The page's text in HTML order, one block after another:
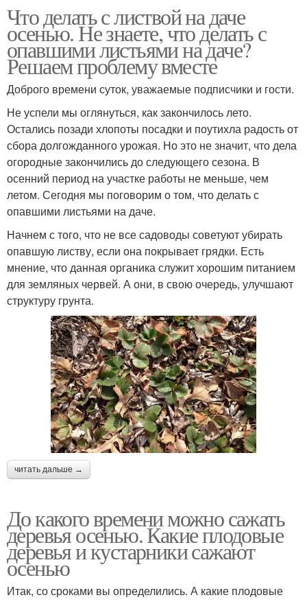
Что делать с листвой на даче
осенью. Не знаете, что делать с
опавшими листьями на даче?
Решаем проблему вместе
Доброго времени суток, уважаемые подписчики и гости.
Не успели мы оглянуться, как закончилось лето.
Остались позади хлопоты посадки и поутихла радость от
сбора долгожданного урожая. Но это не значит, что дела
огородные закончились до следующего сезона. В
осенний период на участке работы не меньше, чем
летом. Сегодня мы поговорим о том, что делать с
опавшими листьями на даче.
Начнем с того, что не все садоводы советуют убирать
опавшую листву, если она покрывает грядки. Есть
мнение, что данная органика служит хорошим питанием
для земляных червей. А они, в свою очередь, улучшают
структуру грунта.
читать дальше →
До какого времени можно сажать
деревья осенью. Какие плодовые
деревья и кустарники сажают
осенью
Итак, со сроками вы определились. А какие плодовые